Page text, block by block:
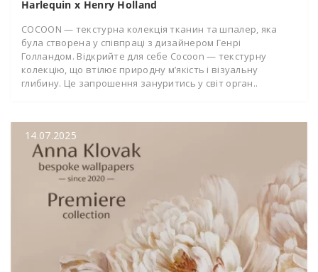
Harlequin x Henry Holland
COCOON — текстурна колекція тканин та шпалер, яка
була створена у співпраці з дизайнером Генрі
Голландом. Відкрийте для себе Cocoon — текстурну
колекцію, що втілює природну м’якість і візуальну
глибину. Це запрошення зануритись у світ орган..
14.07.2025